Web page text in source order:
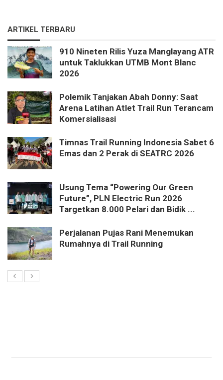
ARTIKEL TERBARU
910 Nineten Rilis Yuza Manglayang ATR
untuk Taklukkan UTMB Mont Blanc
2026
Polemik Tanjakan Abah Donny: Saat
Arena Latihan Atlet Trail Run Terancam
Komersialisasi
Timnas Trail Running Indonesia Sabet 6
Emas dan 2 Perak di SEATRC 2026
Usung Tema “Powering Our Green
Future”, PLN Electric Run 2026
Targetkan 8.000 Pelari dan Bidik ...
Perjalanan Pujas Rani Menemukan
Rumahnya di Trail Running